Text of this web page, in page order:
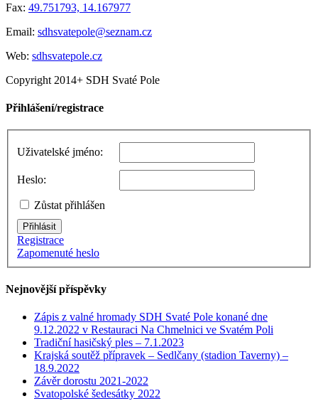
Fax: 49.751793, 14.167977
Email: sdhsvatepole@seznam.cz
Web: sdhsvatepole.cz
Copyright 2014+ SDH Svaté Pole
Toggle
Bar
Area
Přihlášení/registrace
Uživatelské jméno:
Heslo:
Zůstat přihlášen
Přihlásit
Registrace
Zapomenuté heslo
Nejnovější příspěvky
Zápis z valné hromady SDH Svaté Pole konané dne
9.12.2022 v Restauraci Na Chmelnici ve Svatém Poli
Tradiční hasičský ples – 7.1.2023
Krajská soutěž přípravek – Sedlčany (stadion Taverny) –
18.9.2022
Závěr dorostu 2021-2022
Svatopolské šedesátky 2022